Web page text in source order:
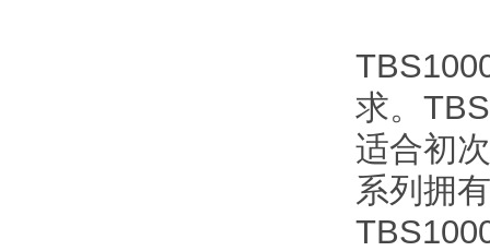
求。
适合初
系列拥